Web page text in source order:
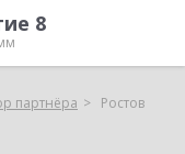
8
партнёра Ростов